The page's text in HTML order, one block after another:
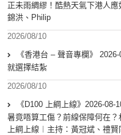
正未雨綢繆！酷熱天氣下港人
錦洪、Philip
2026/08/10
《香港台 – 聲音專欄》
就選擇結紮
2026/08/10
《D100 上綱上線》2026-
暑竟唔算工傷？前線保障何在
上綱上線︱主持：黃冠斌、禮